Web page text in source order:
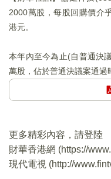
2000萬股，每股回購價介
港元。
本年內至今為止(自普通決
萬股，佔於普通決議案通過
更多精彩內容，請登陸
財華香港網 (https://
現代電視 (http://